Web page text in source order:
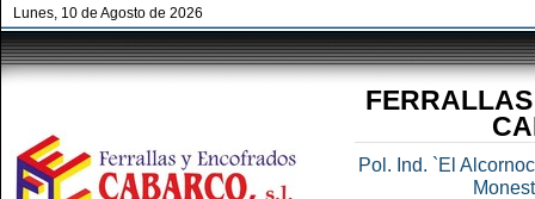
Lunes, 10 de Agosto de 2026
Pol. Ind. `El